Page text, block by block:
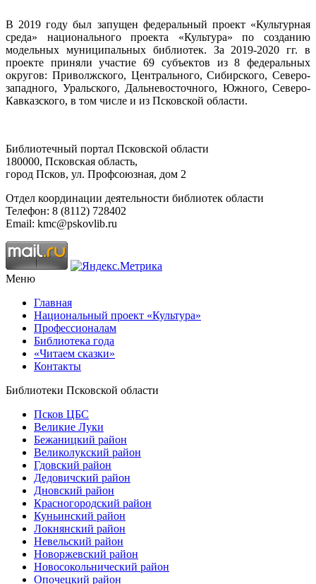
В 2019 году был запущен федеральный проект «Культурная
среда» национального проекта «Культура» по созданию
модельных муниципальных библиотек. За 2019-2020 гг. в
проекте приняли участие 69 субъектов из 8 федеральных
округов: Приволжского, Центрального, Сибирского, Северо-
западного, Уральского, Дальневосточного, Южного, Северо-
Кавказского, в том числе и из Псковской области.
Библиотечный портал Псковской области
180000, Псковская область,
город Псков, ул. Профсоюзная, дом 2
Отдел координации деятельности библиотек области
Телефон: 8 (8112) 728402
Email: kmc@pskovlib.ru
Меню
Главная
Национальный проект «Культура»
Профессионалам
Библиотека года
«Читаем сказки»
Контакты
Библиотеки Псковской области
Псков ЦБС
Великие Луки
Бежаницкий район
Великолукский район
Гдовский район
Дедовичский район
Дновский район
Красногородский район
Куньинский район
Локнянский район
Невельский район
Новоржевский район
Новосокольнический район
Опочецкий район